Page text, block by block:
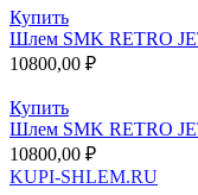
Купить
Шлем SMK RETRO
10800,00 ₽
Купить
Шлем SMK RETRO
10800,00 ₽
KUPI-SHLEM.RU